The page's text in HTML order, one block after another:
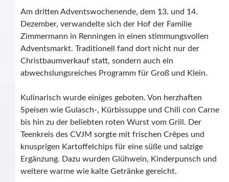
Am dritten Adventswochenende, dem 13. und 14.
Dezember, verwandelte sich der Hof der Familie
Zimmermann in Renningen in einen stimmungsvollen
Adventsmarkt. Traditionell fand dort nicht nur der
Christbaumverkauf statt, sondern auch ein
abwechslungsreiches Programm für Groß und Klein.
Kulinarisch wurde einiges geboten. Von herzhaften
Speisen wie Gulasch-, Kürbissuppe und Chili con Carne
bis hin zu der beliebten roten Wurst vom Grill. Der
Teenkreis des CVJM sorgte mit frischen Crêpes und
knusprigen Kartoffelchips für eine süße und salzige
Ergänzung. Dazu wurden Glühwein, Kinderpunsch und
weitere warme wie kalte Getränke gereicht.